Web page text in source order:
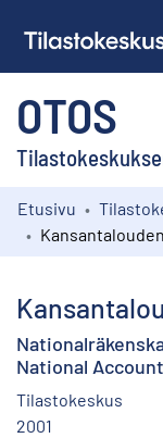
OTOS
Kokoelmat
Etusivu
National
Tilastokeskus
2001